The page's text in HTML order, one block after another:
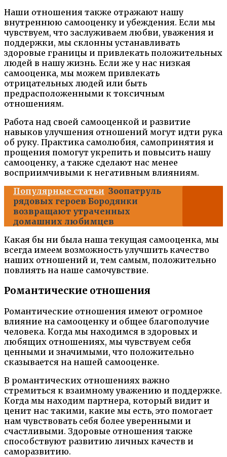
Наши отношения также отражают нашу
внутреннюю самооценку и убеждения. Если мы
чувствуем, что заслуживаем любви, уважения и
поддержки, мы склонны устанавливать
здоровые границы и привлекать положительных
людей в нашу жизнь. Если же у нас низкая
самооценка, мы можем привлекать
отрицательных людей или быть
предрасположенными к токсичным
отношениям.
Работа над своей самооценкой и развитие
навыков улучшения отношений могут идти рука
об руку. Практика самолюбия, самопринятия и
прощения помогут укрепить и повысить нашу
самооценку, а также сделают нас менее
восприимчивыми к негативным влияниям.
Популярные статьи Зоопатруль
рядовых героев Бородянки
возвращают утраченных
домашних любимцев
Какая бы ни была наша текущая самооценка, мы
всегда имеем возможность улучшить качество
наших отношений и, тем самым, положительно
повлиять на наше самочувствие.
Романтические отношения
Романтические отношения имеют огромное
влияние на самооценку и общее благополучие
человека. Когда мы находимся в здоровых и
любящих отношениях, мы чувствуем себя
ценными и значимыми, что положительно
сказывается на нашей самооценке.
В романтических отношениях важно
стремиться к взаимному уважению и поддержке.
Когда мы находим партнера, который видит и
ценит нас такими, какие мы есть, это помогает
нам чувствовать себя более уверенными и
счастливыми. Здоровые отношения также
способствуют развитию личных качеств и
саморазвитию.